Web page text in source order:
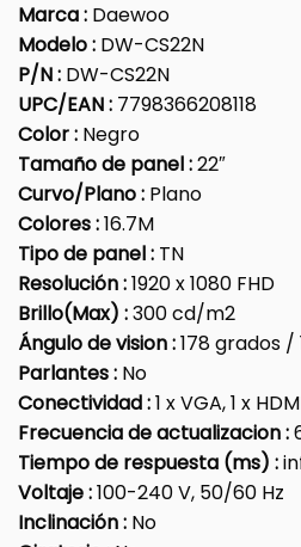
Marca : Daewoo
Modelo : DW-CS22N
P/N : DW-CS22N
UPC/EAN : 7798366208118
Color : Negro
Tamaño de panel :22″
Curvo/Plano : Plano
Colores :16.7M
Tipo de panel : TN
Resolución :1920 x 1080 FHD
Brillo(Max) :300 cd/m2
Ángulo de vision :178 grados /
Parlantes : No
Conectividad :1 x VGA, 1 x
Frecuencia de actualizacion :
Tiempo de respuesta (ms) :
Voltaje :100-240 V, 50/60 Hz
Inclinación : No